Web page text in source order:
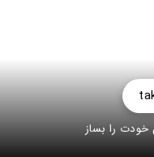
خودت را بساز